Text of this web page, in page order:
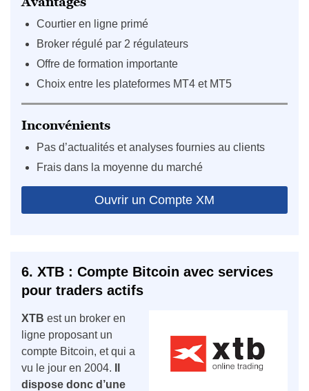
Courtier en ligne primé
Broker régulé par 2 régulateurs
Offre de formation importante
Choix entre les plateformes MT4 et MT5
Inconvénients
Pas d’actualités et analyses fournies au clients
Frais dans la moyenne du marché
Ouvrir un Compte XM
6. XTB : Compte Bitcoin avec services
pour traders actifs
XTB est un broker en
ligne proposant un
compte Bitcoin, et qui a
vu le jour en 2004.
dispose donc d’une